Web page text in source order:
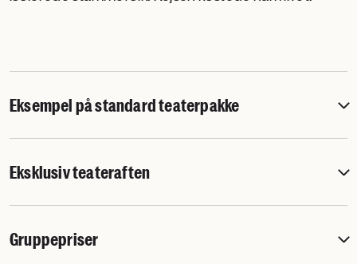
Eksempel på standard teaterpakke
Eksklusiv teateraften
Gruppepriser